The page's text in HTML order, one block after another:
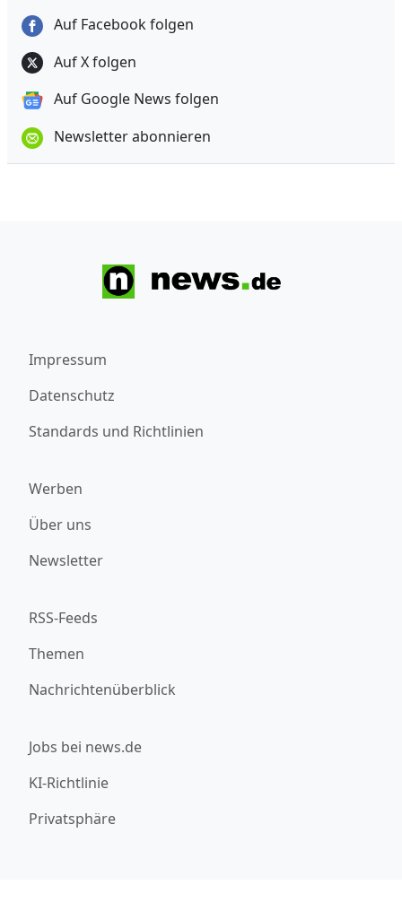
Auf Facebook folgen
Auf X folgen
Auf Google News folgen
Newsletter abonnieren
Impressum
Datenschutz
Standards und Richtlinien
Werben
Über uns
Newsletter
RSS-Feeds
Themen
Nachrichtenüberblick
Jobs bei news.de
KI-Richtlinie
Privatsphäre